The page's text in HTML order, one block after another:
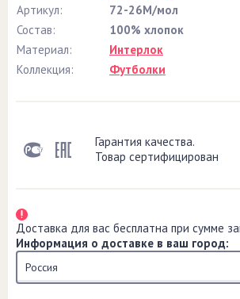
Артикул:
72-26М/мол
Состав:
100% хлопок
Материал:
Интерлок
Коллекция:
Футболки
Гарантия качества.
Товар сертифицирован
Доставка для вас бесплатна при сумме
Информация о доставке в ваш город:
Россия